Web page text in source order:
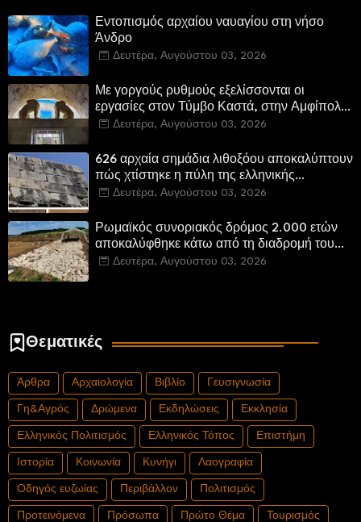
Εντοπισμός αρχαίου ναυαγίου στη νήσο
Άνδρο
Δευτέρα, Αυγούστου 03, 2026
Με γοργούς ρυθμούς εξελίσσονται οι
εργασίες στον Τύμβο Καστά, στην Αμφίπολη.
Αποδίδονται μνημεία της πόλης
Δευτέρα, Αυγούστου 03, 2026
626 αρχαία σημάδια λιθοξόου αποκαλύπτουν
πώς χτίστηκε η πύλη της ελληνικής
Πτολεμαΐδας στη Λιβύη
Δευτέρα, Αυγούστου 03, 2026
Ρωμαϊκός συνοριακός δρόμος 2.000 ετών
αποκαλύφθηκε κάτω από τη διαδρομή του
νέου αυτοκινητόδρομου Α8 της Γερμανίας
Δευτέρα, Αυγούστου 03, 2026
Θεματικές
Άρθρα Αρχαιολογία Βιβλίο Γευσιγνωσία
Γη&Αγρός Δρώμενα Εκδηλώσεις Εκκλησία
Ελληνικός Πολιτισμός Ελληνικός Τόπος Επιστήμη
Ιστορία Κοινωνία Κυνήγι Λαογραφία
Οδηγός ευζωίας Περιβάλλον Πολιτισμός
Προτεινόμενα Πρόσωπα Πρώτο Θέμα Τουρισμός